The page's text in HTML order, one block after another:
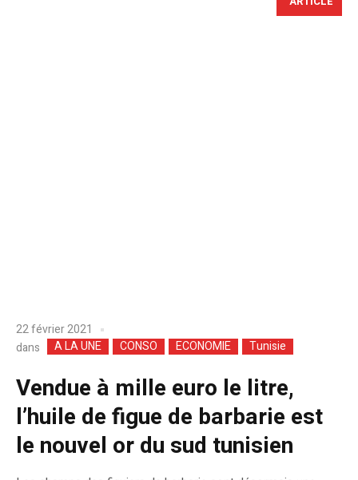
22 février 2021
dans
A LA UNE CONSO ECONOMIE Tunisie
Vendue à mille euro le litre,
l’huile de figue de barbarie est
le nouvel or du sud tunisien